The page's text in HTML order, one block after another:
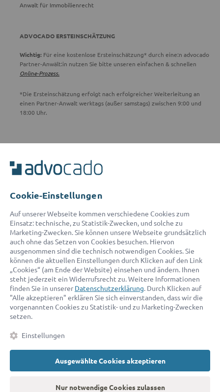
Anwalt für Immobilienrecht
ADVOCADO ERSTEINSCHÄTZUNG
Wichtig: Für eine kostenlose Ersteinschätzung* durch eine:n advocado
Partner-Anwält:in nutzen Sie bitte unseren einfachen & schnellen
Online-Prozess.
*Die Ersteinschätzung erfolgt nach erfolgreicher Weiterleitung an
einen Partner-Anwalt werktags (außer samstags) zwischen 9:00 und
18:00 Uhr.
Unser Serviceteam ist von 8:00 bis 17:00 Uhr für Sie erreichbar.
E-Mail:
service@advocado.com
© 2026 advocado - einfach online den passenden Rechtsanwalt finden
Auszeichnungen:
KontaktDatenschutzImpressumFaktenAGB
CookiesBarrierefreiheitserklärung
Cookie-Einstellungen
Auf unserer Webseite kommen verschiedene Cookies zum
Einsatz: technische, zu Statistik-Zwecken, und solche zu
Marketing-Zwecken. Sie können unsere Webseite grundsätzlich
auch ohne das Setzen von Cookies besuchen. Hiervon
ausgenommen sind die technisch notwendigen Cookies. Sie
können die aktuellen Einstellungen durch Klicken auf den Link
„Cookies“ (am Ende der Website) einsehen und ändern. Ihnen
steht jederzeit ein Widerrufsrecht zu. Weitere Informationen
finden Sie in unserer Datenschutzerklärung. Durch Klicken auf
"Alle akzeptieren" erklären Sie sich einverstanden, dass wir die
vorgenannten Cookies zu Statistik- und zu Marketing-Zwecken
setzen.
Einstellungen
Ausgewählte Cookies akzeptieren
Nur notwendige Cookies zulassen